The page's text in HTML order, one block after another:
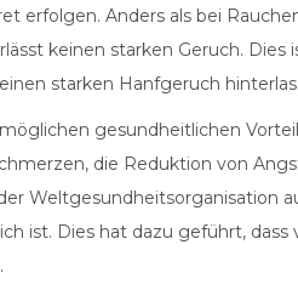
erfolgen. Anders als bei
keinen starken Geruch.
starken Hanfgeruch
gesundheitlichen
die Reduktion von
Weltgesundheitsorganisation
ist. Dies hat dazu geführt,